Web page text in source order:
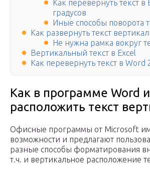
Как перевернуть текст в
градусов
Иные способы поворота
Как развернуть текст
Не нужна рамка вокруг
Вертикальный текст в Excel
Как перевернуть текст в Word
Как в программе Word
расположить текст
Офисные программы от Microsoft
возможности и предлагают
разные способы форматирования
т.ч. и вертикальное расположение